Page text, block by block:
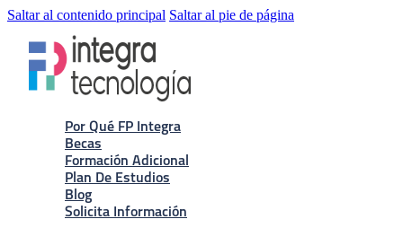
Saltar al contenido principal Saltar al pie de página
Por Qué FP Integra
Becas
Formación Adicional
Plan De Estudios
Blog
Solicita Información